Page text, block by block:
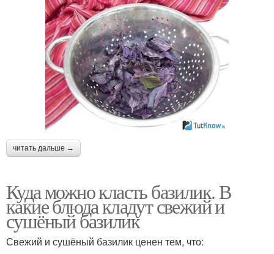
читать дальше →
Куда можно класть базилик. В
какие блюда кладут свежий и
сушёный базилик
Свежий и сушёный базилик ценен тем, что: